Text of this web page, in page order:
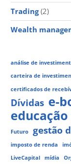
Trading(2)
Wealth
análise de
carteira de
certificados de
Dívidas e-
Futuro gestão
imposto de renda
LiveCapital
mídia